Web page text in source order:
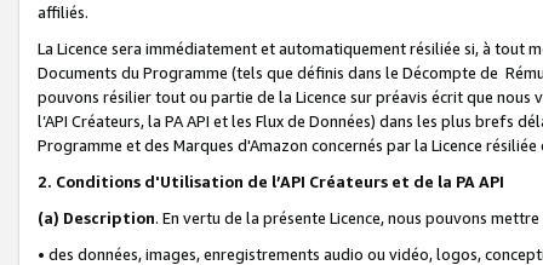
affiliés.
La Licence sera immédiatement et automatiquement résiliée si, à
Documents du Programme (tels que définis dans le Décompte de
pouvons résilier tout ou partie de la Licence sur préavis écrit que
l’API Créateurs, la PA API et les Flux de Données) dans les plus
Programme et des Marques d'Amazon concernés par la Licence
2. Conditions d'Utilisation de l’API Créateurs et de la PA API
(a) Description. En vertu de la présente Licence, nous pouvons
• des données, images, enregistrements audio ou vidéo, logos,